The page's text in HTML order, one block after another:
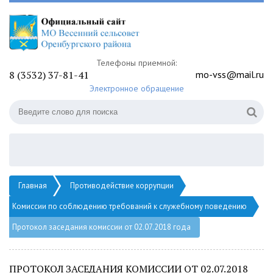
Телефоны приемной:
8 (3532) 37-81-41 mo-vss@mail.ru
Электронное обращение
Главная
Противодействие коррупции
Комиссии по соблюдению требований к служебному поведению
Протокол заседания комиссии от 02.07.2018 года
ПРОТОКОЛ ЗАСЕДАНИЯ КОМИССИИ ОТ 02.07.2018